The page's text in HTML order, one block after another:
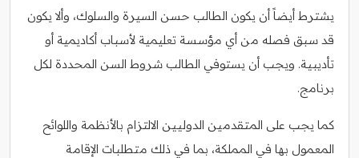
يشترط أيضاً أن يكون الطالب حسن السيرة والسلوك، وألا يكون
قد سبق فصله من أي مؤسسة تعليمية لأسباب أكاديمية أو
تأديبية. ويجب أن يستوفي الطالب شروط السن المحددة لكل
برنامج.
كما يجب على المتقدمين الدوليين الالتزام بالأنظمة واللوائح
المعمول بها في المملكة، بما في ذلك متطلبات الإقامة